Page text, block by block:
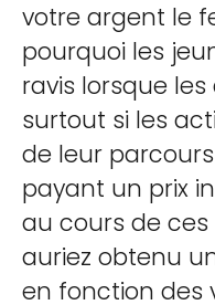
votre argent le
pourquoi les
ravis lorsque
surtout si les
de leur
payant un prix
au cours de ces
auriez obtenu
en fonction des